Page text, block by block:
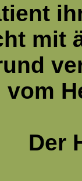
mit
vom
Der